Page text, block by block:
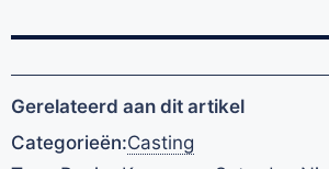
Gerelateerd aan dit artikel
Categorieën:Casting